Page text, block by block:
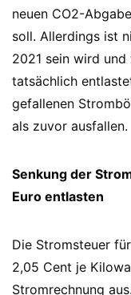
neuen CO2-
soll. Allerdings ist
2021 sein wird
tatsächlich
gefallenen
als zuvor ausfallen.
Senkung der
Euro entlasten
Die Stromsteuer
2,05 Cent je
Stromrechnung